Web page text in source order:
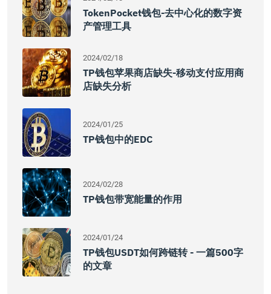
TokenPocket钱包-去中心化的数字资
产管理工具
2024/02/18
TP钱包苹果商店缺失-移动支付应用商
店缺失分析
2024/01/25
TP钱包中的EDC
2024/02/28
TP钱包带宽能量的作用
2024/01/24
TP钱包USDT如何跨链转 - 一篇500字
的文章